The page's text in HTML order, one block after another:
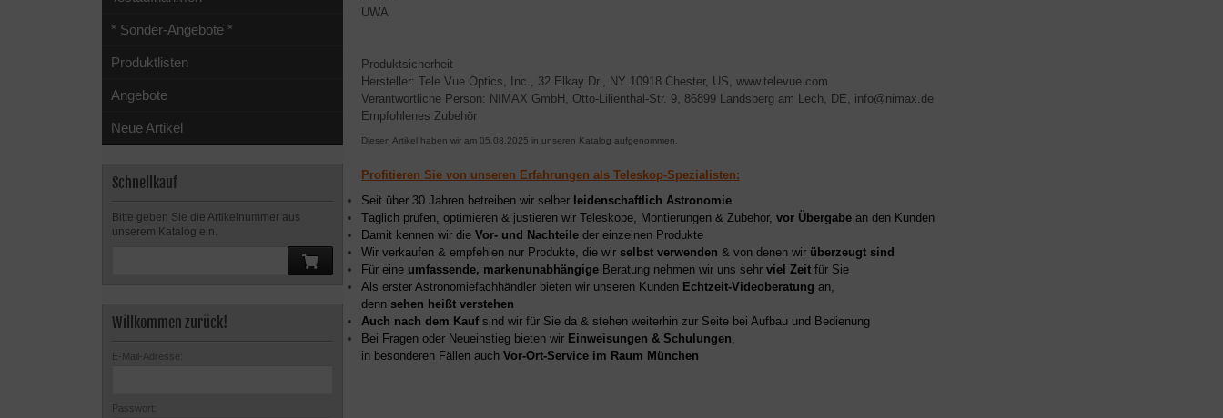
UWA
Produktsicherheit
Hersteller: Tele Vue Optics, Inc., 32 Elkay Dr., NY 10918 Chester, US, www.televue.com
Verantwortliche Person: NIMAX GmbH, Otto-Lilienthal-Str. 9, 86899 Landsberg am Lech, DE, info@nimax.de
Empfohlenes Zubehör
Diesen Artikel haben wir am 05.08.2025 in unseren Katalog aufgenommen.
Profitieren Sie von unseren Erfahrungen als Teleskop-Spezialisten:
Seit über 30 Jahren betreiben wir selber leidenschaftlich Astronomie
Täglich prüfen, optimieren & justieren wir Teleskope, Montierungen & Zubehör, vor Übergabe an den Kunden
Damit kennen wir die Vor- und Nachteile der einzelnen Produkte
Wir verkaufen & empfehlen nur Produkte, die wir selbst verwenden & von denen wir überzeugt sind
Für eine umfassende, markenunabhängige Beratung nehmen wir uns sehr viel Zeit für Sie
Als erster Astronomiefachhändler bieten wir unseren Kunden Echtzeit-Videoberatung an,
denn sehen heißt verstehen
Auch nach dem Kaufsind wir für Sie da & stehen weiterhin zur Seite bei Aufbau und Bedienung
Bei Fragen oder Neueinstieg bieten wir Einweisungen & Schulungen,
in besonderen Fällen auch Vor-Ort-Service im Raum München
* Sonder-Angebote *
Produktlisten
Angebote
Neue Artikel
Schnellkauf
Bitte geben Sie die Artikelnummer aus
unserem Katalog ein.
Willkommen zurück!
E-Mail-Adresse:
Passwort: